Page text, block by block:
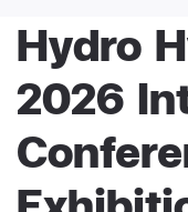
Hydro
2026